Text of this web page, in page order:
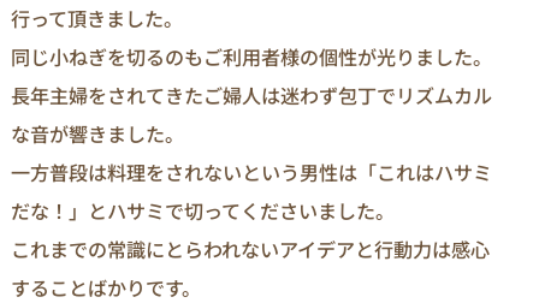
行って頂きました。
同じ小ねぎを切るのもご利用者様の個性が光りました。
長年主婦をされてきたご婦人は迷わず包丁でリズムカル
な音が響きました。
一方普段は料理をされないという男性は「これはハサミ
だな！」とハサミで切ってくださいました。
これまでの常識にとらわれないアイデアと行動力は感心
することばかりです。